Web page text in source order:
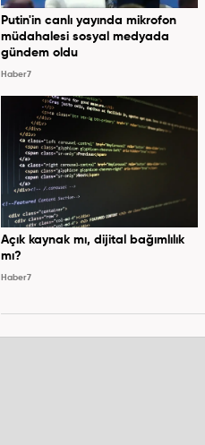
Putin'in canlı yayında mikrofon
müdahalesi sosyal medyada
gündem oldu
Haber7
Açık kaynak mı, dijital bağımlılık
mı?
Haber7